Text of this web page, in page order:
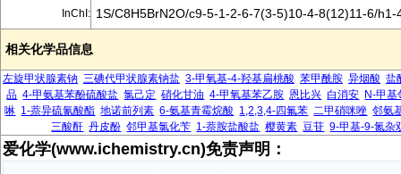
InChI: 1S/C8H5BrN2O/c9-5-1-2-6-7(3-5)10-4-8(12)11-6/h1-
相关化学品信息
左旋甲状腺素钠 三碘代甲状腺素钠盐 3-甲氧基-4-羟基扁桃酸 苯甲酰胺 异烟酸 盐
品 4-甲氨基苯酚硫酸盐 氯己定 硝化甘油 4-甲氧基苯乙胺 恩比兴 白消安 N-甲
啉 1-萘异硫氰酸酯 地诺前列素 6-氨基青霉烷酸 1,2,3,4-四氟苯 二甲硝咪唑 邻氨
三酸酐 丹皮酚 邻甲基氯化苄 1-萘胺盐酸盐 樱黄素 豆苷 9-甲基-9-氮杂
爱化学(www.ichemistry.cn)免责声明：